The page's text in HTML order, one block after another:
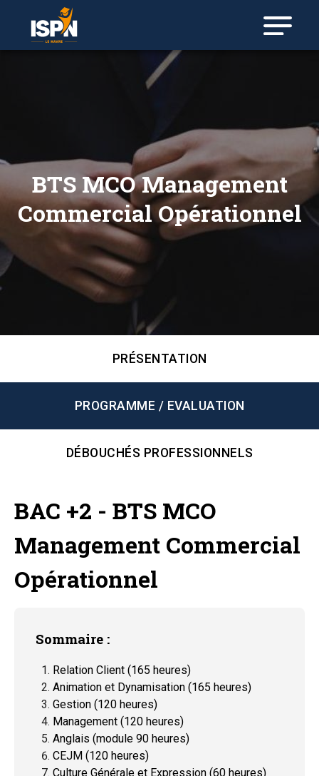
BTS MCO Management
Commercial Opérationnel
PRÉSENTATION
PROGRAMME / EVALUATION
DÉBOUCHÉS PROFESSIONNELS
BAC +2 - BTS MCO
Management Commercial
Opérationnel
Sommaire :
Relation Client (165 heures)
Animation et Dynamisation (165 heures)
Gestion (120 heures)
Management (120 heures)
Anglais (module 90 heures)
CEJM (120 heures)
Culture Générale et Expression (60 heures)